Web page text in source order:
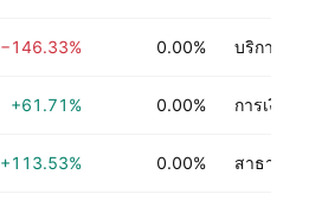
−146.33% 0.00% บริการทา
+61.71% 0.00% การเงิน
+113.53% 0.00% สาธารณู